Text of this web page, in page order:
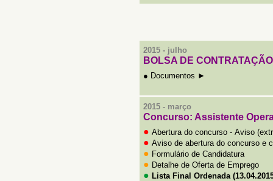
2015 - julho
BOLSA DE
● Documentos ►
2015 - março
Concurso: Assistente
● Abertura do concurso - Aviso
● Aviso de abertura do concurso e
● Formulário de Candidatura
● Detalhe de Oferta de Emprego
● Lista Final Ordenada